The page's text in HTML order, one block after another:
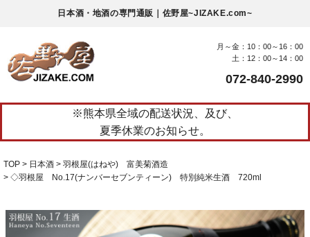
日本酒・地酒の専門通販｜佐野屋~JIZAKE.com~
月～金：10：00～16：00
土：12：00～14：00
072-840-2990
※熊本県全域の配送状況、及び、
夏季休業のお知らせ。
TOP 日本酒
羽根屋(はねや) 富美菊酒造
◇羽根屋 No.17(ナンバーセブンティーン) 特別純米生酒 720ml